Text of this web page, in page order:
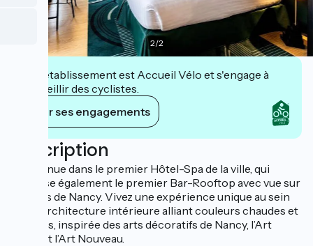
2/2
Cet établissement est Accueil Vélo et s'engage à
accueillir des cyclistes.
Voir ses engagements
Description
Bienvenue dans le premier Hôtel-Spa de la ville, qui
propose également le premier Bar-Rooftop avec vue sur
les toits de Nancy. Vivez une expérience unique au sein
d'une architecture intérieure alliant couleurs chaudes et
vivantes, inspirée des arts décoratifs de Nancy, l’Art
Déco et l’Art Nouveau.